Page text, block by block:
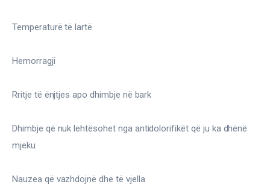
Temperaturë të lartë
Hemorragji
Rritje të ënjtjes apo dhimbje në bark
Dhimbje që nuk lehtësohet nga antidolorifikët që ju ka dhënë
mjeku
Nauzea që vazhdojnë dhe të vjella